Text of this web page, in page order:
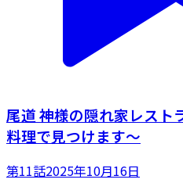
尾道 神様の隠れ家レスト
料理で見つけます～
第11話2025年10月16日